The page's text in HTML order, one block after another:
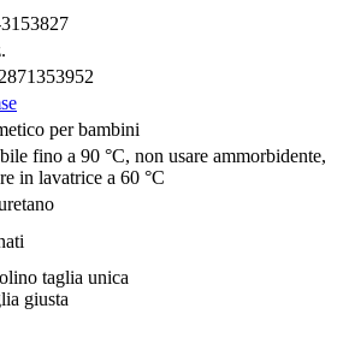
per bambini
fino a 90 °C, non usare ammorbidente,
in lavatrice a 60 °C
taglia unica
giusta